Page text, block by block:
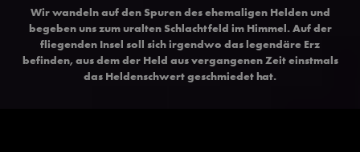
Wir wandeln auf den Spuren des ehemaligen Helden und
begeben uns zum uralten Schlachtfeld im Himmel. Auf der
fliegenden Insel soll sich irgendwo das legendäre Erz
befinden, aus dem der Held aus vergangenen Zeit einstmals
das Heldenschwert geschmiedet hat.